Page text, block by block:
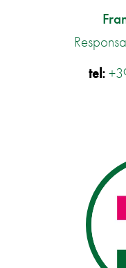
tel: